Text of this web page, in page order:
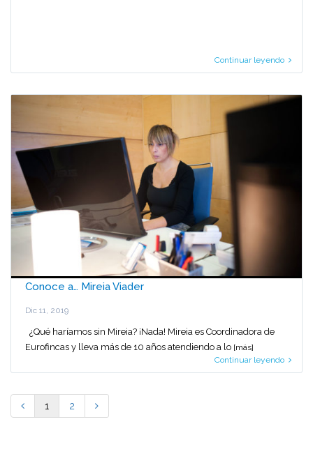
Continuar leyendo
Conoce a… Mireia Viader
Dic 11, 2019
¿Qué haríamos sin Mireia? ¡Nada! Mireia es Coordinadora de
Eurofincas y lleva más de 10 años atendiendo a lo [más]
Continuar leyendo
1 2